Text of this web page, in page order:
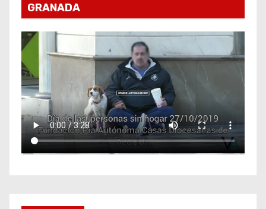
GRANADA